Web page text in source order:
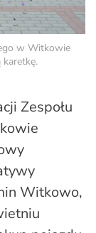
w Witkowie
Zespołu
Witkowo,